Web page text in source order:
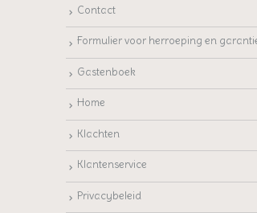
Contact
Formulier voor herroeping en
Gastenboek
Home
Klachten
Klantenservice
Privacybeleid